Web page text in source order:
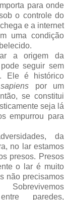
para onde
o controle do
e a internet
uma condição
a origem da
seguir sem
Ele é histórico
por um
se constitui
seja lá
empurrou para
da
no lar estamos
presos. Presos
o lar é muito
não precisamos
paredes,